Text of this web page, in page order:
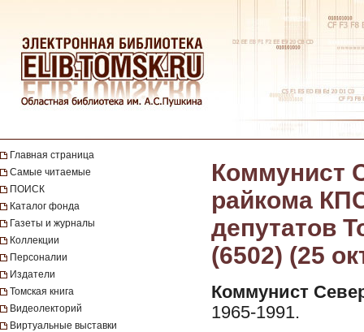
Главная страница
Самые читаемые
ПОИСК
Каталог фонда
Газеты и журналы
Коллекции
Персоналии
Издатели
Томская книга
Видеолекторий
Виртуальные выставки
Коммунист
райкома
депутатов
(6502) (25
Коммунист
1965-1991.